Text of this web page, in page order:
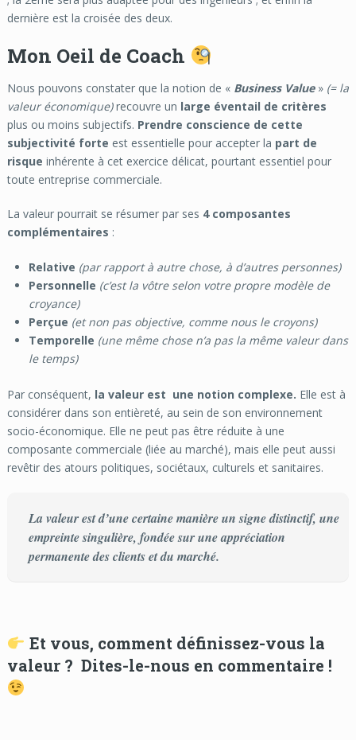
dernière est la croisée des deux.
Mon Oeil de Coach
Nous pouvons constater que la notion de « Business Value» (= la
valeur économique)recouvre un large éventail de critères
plus ou moins subjectifs. Prendre conscience de cette
subjectivité forte est essentielle pour accepter la part de
risque inhérente à cet exercice délicat, pourtant essentiel pour
toute entreprise commerciale.
La valeur pourrait se résumer par ses 4 composantes
complémentaires :
Relative (par rapport à autre chose, à d’autres personnes)
Personnelle (c’est la vôtre selon votre propre modèle de
croyance)
Perçue (et non pas objective, comme nous le croyons)
Temporelle (une même chose n’a pas la même valeur dans
le temps)
Par conséquent, la valeur est une notion complexe. Elle est à
considérer dans son entièreté, au sein de son environnement
socio-économique. Elle ne peut pas être réduite à une
composante commerciale (liée au marché), mais elle peut aussi
revêtir des atours politiques, sociétaux, culturels et sanitaires.
La valeur est d’une certaine manière un signe distinctif, une
empreinte singulière, fondée sur une appréciation
permanente des clients et du marché.
Et vous, comment définissez-vous la
valeur ? Dites-le-nous en commentaire !